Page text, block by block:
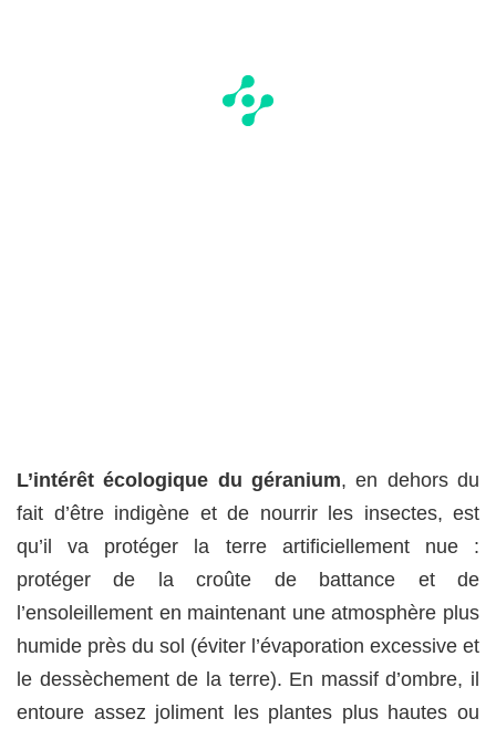
L’intérêt écologique du géranium, en dehors du
fait d’être indigène et de nourrir les insectes, est
qu’il va protéger la terre artificiellement nue :
protéger de la croûte de battance et de
l’ensoleillement en maintenant une atmosphère plus
humide près du sol (éviter l’évaporation excessive et
le dessèchement de la terre). En massif d’ombre, il
entoure assez joliment les plantes plus hautes ou